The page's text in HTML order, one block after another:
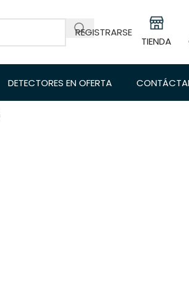
REGISTRARSE
TIENDA
DETECTORES EN OFERTA